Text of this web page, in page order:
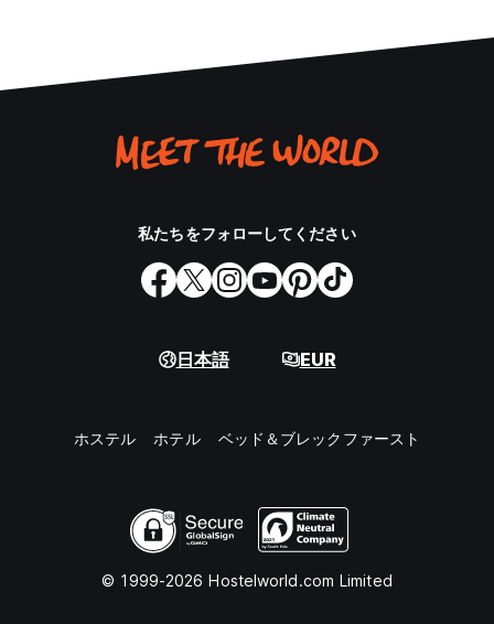
私たちをフォローしてください
日本語 EUR
ホステル ホテル ベッド＆ブレックファースト
© 1999-2026 Hostelworld.com Limited